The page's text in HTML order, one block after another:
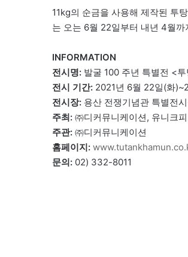
11kg의 순금을 사용해 제작된 투
는 오는 6월 22일부터 내년 4월
INFORMATION
전시명: 발굴 100 주년 특별전 <
전시 기간: 2021년 6월 22일(화
전시장: 용산 전쟁기념관 특별전
주최: ㈜디커뮤니케이션, 유니크
주관: ㈜디커뮤니케이션
홈페이지:
문의: 02) 332-8011